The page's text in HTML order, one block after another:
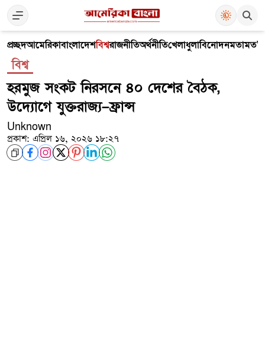
প্রচ্ছদআমেরিকাবাংলাদেশবিশ্বরাজনীতিঅর্থনীতিখেলাধুলাবিনোদনমতামত
বিশ্ব
হরমুজ সংকট নিরসনে ৪০ দেশের বৈঠক,
উদ্যোগে যুক্তরাজ্য–ফ্রান্স
Unknown
প্রকাশ: এপ্রিল ১৬, ২০২৬ ১৮:২৭